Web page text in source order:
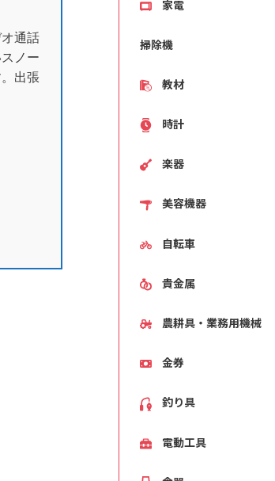
家電
掃除機
教材
時計
楽器
美容機器
自転車
貴金属
農耕具・業務用機械
金券
釣り具
電動工具
通話
ノー
出張